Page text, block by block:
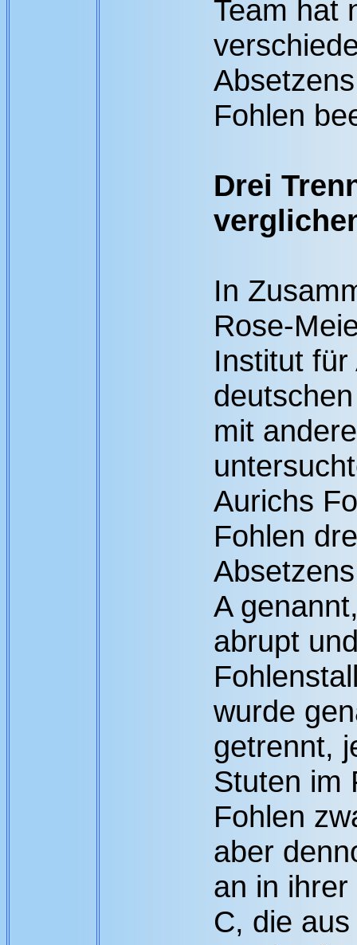
Team hat
Fohlen
Drei
In
Rose-
Institut
mit
Aurichs
Fohlen
A
abrupt
wurde
getrennt,
Stuten im
Fohlen
aber
an in
C, die